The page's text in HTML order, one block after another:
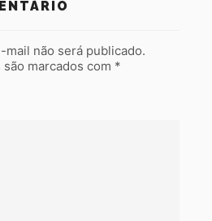
mail não será publicado.
marcados com *